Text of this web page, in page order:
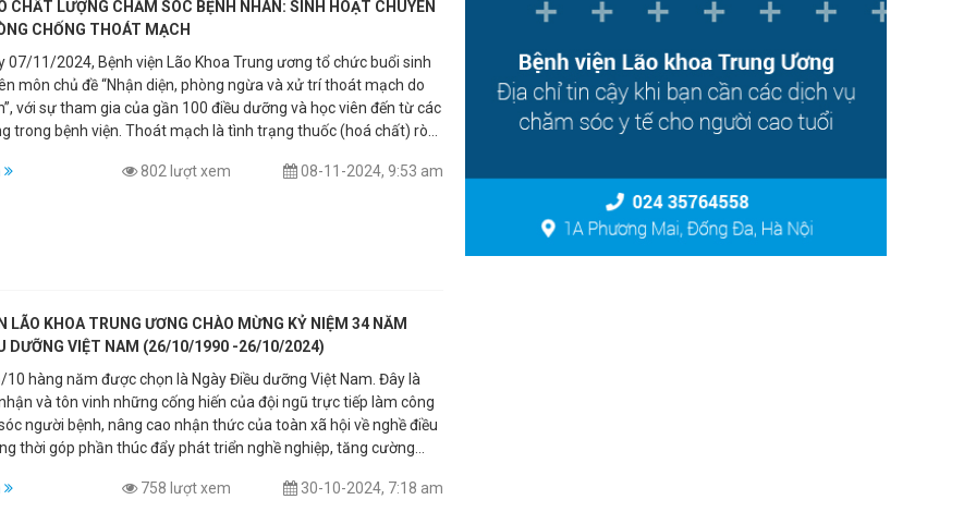
CHẤT LƯỢNG CHĂM SÓC BỆNH NHÂN: SINH HOẠT CHUYÊN
CHỐNG THOÁT MẠCH
07/11/2024, Bệnh viện Lão Khoa Trung ương tổ chức buổi sinh
môn chủ đề “Nhận diện, phòng ngừa và xử trí thoát mạch do
với sự tham gia của gần 100 điều dưỡng và học viên đến từ các
trong bệnh viện. Thoát mạch là tình trạng thuốc (hoá chất) rò
chất, nuôi dưỡng qua đường tĩnh mạch, truyền dung dịch có độ
08-11-2024, 9:53 am
802 lượt xem
LÃO KHOA TRUNG ƯƠNG CHÀO MỪNG KỶ NIỆM 34 NĂM
DƯỠNG VIỆT NAM (26/10/1990 -26/10/2024)
10 hàng năm được chọn là Ngày Điều dưỡng Việt Nam. Đây là
và tôn vinh những cống hiến của đội ngũ trực tiếp làm công
người bệnh, nâng cao nhận thức của toàn xã hội về nghề điều
thời góp phần thúc đẩy phát triển nghề nghiệp, tăng cường
30-10-2024, 7:18 am
758 lượt xem